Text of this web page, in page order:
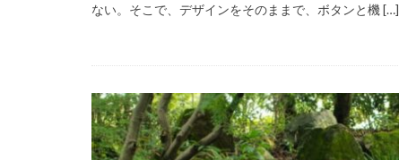
ない。そこで、デザインをそのままで、ボタンと機 […]